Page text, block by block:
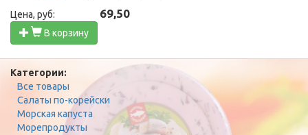
Цена, руб: 69,50
В корзину
Категории:
Все товары
Салаты по-корейски
Морская капуста
Морепродукты